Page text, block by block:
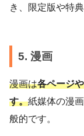
き、限定版や特
5. 漫画
漫画は各ページ
す。紙媒体の漫
般的です。